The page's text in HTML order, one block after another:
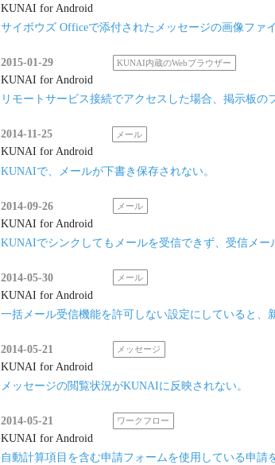
KUNAI for Android
サイボウズ Officeで添付されたメッセージの画像ファ
2015-01-29 KUNAI内蔵のWebブラウザー
KUNAI for Android
リモートサービス接続でアクセスした場合、掲示板の
2014-11-25 メール
KUNAI for Android
KUNAIで、メールが下書き保存されない。
2014-09-26 メール
KUNAI for Android
KUNAIでシンクしてもメールを受信できず、受信メー
2014-05-30 メール
KUNAI for Android
一括メール受信機能を許可しない設定にしていると、
2014-05-21 メッセージ
KUNAI for Android
メッセージの閲覧状況がKUNAIに反映されない。
2014-05-21 ワークフロー
KUNAI for Android
自動計算項目を含む申請フォームを使用している申